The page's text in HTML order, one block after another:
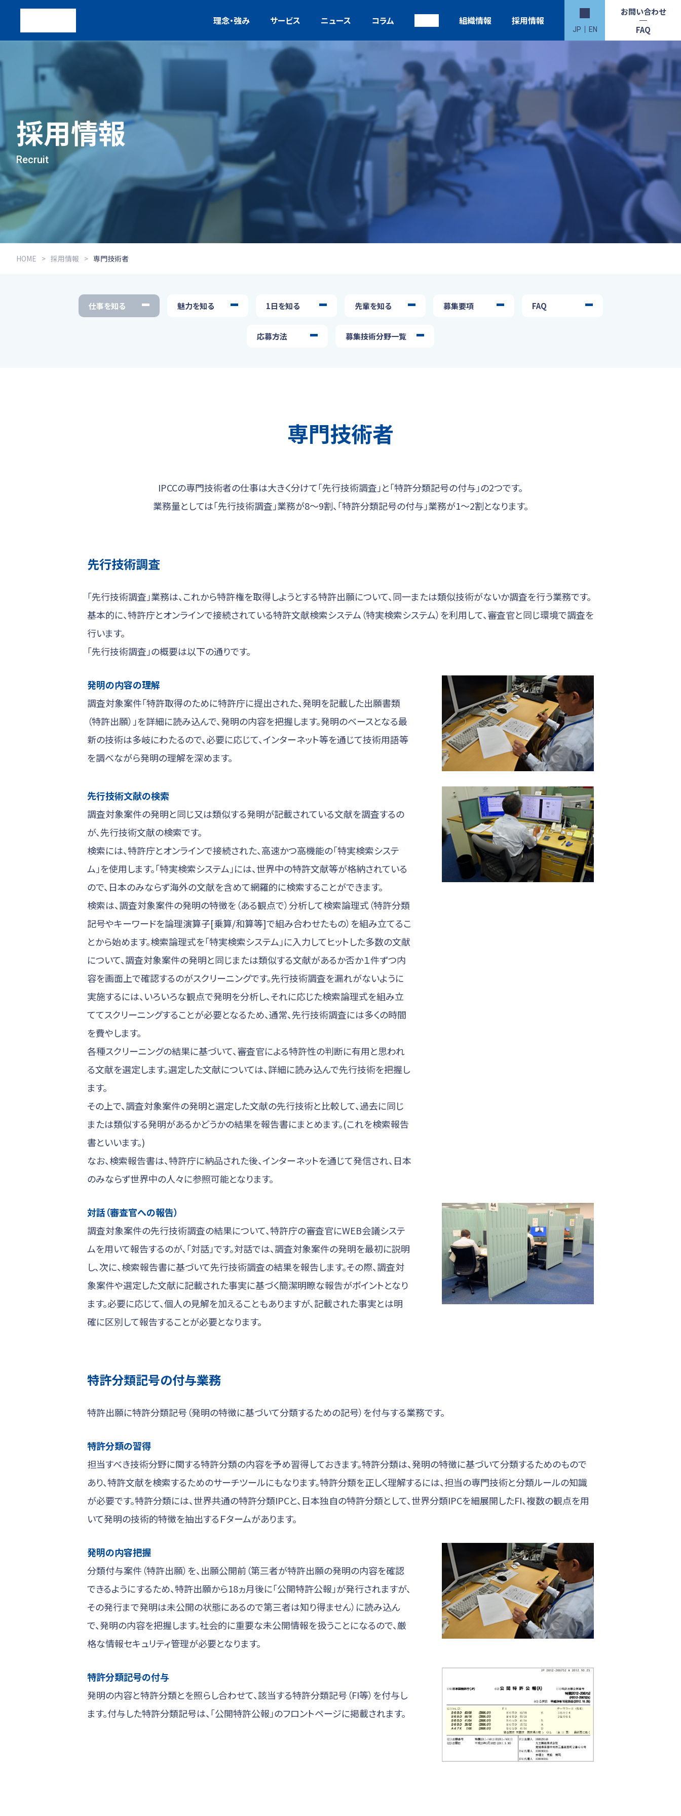
理念・強み サービス ニュース コラム 組織情報 採用情報
JP EN
お問い合わせ
FAQ
採用情報
Recruit
HOME 採用情報 専門技術者
仕事を知る 魅力を知る 1日を知る 先輩を知る 募集要項 FAQ
応募方法 募集技術分野一覧
専門技術者
IPCCの専門技術者の仕事は大きく分けて「先行技術調査」と「特許分類記号の付与」の2つです。
業務量としては「先行技術調査」業務が8～9割、「特許分類記号の付与」業務が1～2割となります。
先行技術調査
「先行技術調査」業務は、これから特許権を取得しようとする特許出願について、同一または類似技術がないか調査を行う業務です。
基本的に、特許庁とオンラインで接続されている特許文献検索システム（特実検索システム）を利用して、審査官と同じ環境で調査を
行います。
「先行技術調査」の概要は以下の通りです。
発明の内容の理解
調査対象案件「特許取得のために特許庁に提出された、発明を記載した出願書類
（特許出願）」を詳細に読み込んで、発明の内容を把握します。発明のベースとなる最
新の技術は多岐にわたるので、必要に応じて、インターネット等を通じて技術用語等
を調べながら発明の理解を深めます。
先行技術文献の検索
調査対象案件の発明と同じ又は類似する発明が記載されている文献を調査するの
が、先行技術文献の検索です。
検索には、特許庁とオンラインで接続された、高速かつ高機能の「特実検索システ
ム」を使用します。「特実検索システム」には、世界中の特許文献等が格納されている
ので、日本のみならず海外の文献を含めて網羅的に検索することができます。
検索は、調査対象案件の発明の特徴を（ある観点で）分析して検索論理式（特許分類
記号やキーワードを論理演算子[乗算/和算等]で組み合わせたもの）を組み立てるこ
とから始めます。検索論理式を「特実検索システム」に入力してヒットした多数の文献
について、調査対象案件の発明と同じまたは類似する文献があるか否か１件ずつ内
容を画面上で確認するのがスクリーニングです。先行技術調査を漏れがないように
実施するには、いろいろな観点で発明を分析し、それに応じた検索論理式を組み立
ててスクリーニングすることが必要となるため、通常、先行技術調査には多くの時間
を費やします。
各種スクリーニングの結果に基づいて、審査官による特許性の判断に有用と思われ
る文献を選定します。選定した文献については、詳細に読み込んで先行技術を把握し
ます。
その上で、調査対象案件の発明と選定した文献の先行技術と比較して、過去に同じ
または類似する発明があるかどうかの結果を報告書にまとめます。(これを検索報告
書といいます。)
なお、検索報告書は、特許庁に納品された後、インターネットを通じて発信され、日本
のみならず世界中の人々に参照可能となります。
対話（審査官への報告）
調査対象案件の先行技術調査の結果について、特許庁の審査官にWEB会議システ
ムを用いて報告するのが、「対話」です。対話では、調査対象案件の発明を最初に説明
し、次に、検索報告書に基づいて先行技術調査の結果を報告します。その際、調査対
象案件や選定した文献に記載された事実に基づく簡潔明瞭な報告がポイントとなり
ます。必要に応じて、個人の見解を加えることもありますが、記載された事実とは明
確に区別して報告することが必要となります。
特許分類記号の付与業務
特許出願に特許分類記号（発明の特徴に基づいて分類するための記号）を付与する業務です。
特許分類の習得
担当すべき技術分野に関する特許分類の内容を予め習得しておきます。特許分類は、発明の特徴に基づいて分類するためのもので
あり、特許文献を検索するためのサーチツールにもなります。特許分類を正しく理解するには、担当の専門技術と分類ルールの知識
が必要です。特許分類には、世界共通の特許分類IPCと、日本独自の特許分類として、世界分類IPCを細展開したFI、複数の観点を用
いて発明の技術的特徴を抽出するＦタームがあります。
発明の内容把握
分類付与案件（特許出願）を、出願公開前（第三者が特許出願の発明の内容を確認
できるようにするため、特許出願から18ヵ月後に「公開特許公報」が発行されますが、
その発行まで発明は未公開の状態にあるので第三者は知り得ません）に読み込ん
で、発明の内容を把握します。社会的に重要な未公開情報を扱うことになるので、厳
格な情報セキュリティ管理が必要となります。
特許分類記号の付与
発明の内容と特許分類とを照らし合わせて、該当する特許分類記号（FI等）を付与し
ます。付与した特許分類記号は、「公開特許公報」のフロントページに掲載されます。